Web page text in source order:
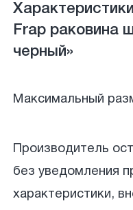
Frap раковина
черный»
Максимальный
Производитель
без уведомления
характеристики,